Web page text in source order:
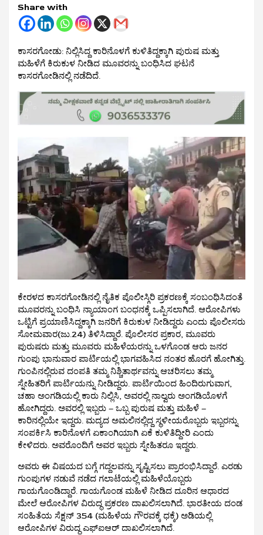
Share with
ಕಾಸರಗೋಡು: ನಿಲ್ಲಿಸಿದ್ದ ಕಾರಿನೊಳಗೆ ಕುಳಿತಿದ್ದಕ್ಕಾಗಿ ಪುರುಷ ಮತ್ತು
ಮಹಿಳೆಗೆ ಕಿರುಕುಳ ನೀಡಿದ ಮೂವರನ್ನು ಬಂಧಿಸಿದ ಘಟನೆ
ಕಾಸರಗೋಡಿನಲ್ಲಿ ನಡೆದಿದೆ.
ಕೇರಳದ ಕಾಸರಗೋಡಿನಲ್ಲಿ ನೈತಿಕ ಪೊಲೀಸ್ಗಿರಿ ಪ್ರಕರಣಕ್ಕೆ ಸಂಬಂಧಿಸಿದಂತೆ
ಮೂವರನ್ನು ಬಂಧಿಸಿ ನ್ಯಾಯಾಂಗ ಬಂಧನಕ್ಕೆ ಒಪ್ಪಿಸಲಾಗಿದೆ. ಆರೋಪಿಗಳು
ಒಟ್ಟಿಗೆ ಪ್ರಯಾಣಿಸಿದ್ದಕ್ಕಾಗಿ ಜನರಿಗೆ ಕಿರುಕುಳ ನೀಡಿದ್ದರು ಎಂದು ಪೊಲೀಸರು
ಸೋಮವಾರ(ಜು.24) ತಿಳಿಸಿದ್ದಾರೆ. ಪೊಲೀಸರ ಪ್ರಕಾರ, ಮೂವರು
ಪುರುಷರು ಮತ್ತು ಮೂವರು ಮಹಿಳೆಯರನ್ನು ಒಳಗೊಂಡ ಆರು ಜನರ
ಗುಂಪು ಭಾನುವಾರ ಪಾರ್ಟಿಯಲ್ಲಿ ಭಾಗವಹಿಸಿದ ನಂತರ ಹೊರಗೆ ಹೋಗಿತ್ತು.
ಗುಂಪಿನಲ್ಲಿರುವ ದಂಪತಿ ತಮ್ಮ ನಿಶ್ಚಿತಾರ್ಥವನ್ನು ಆಚರಿಸಲು ತಮ್ಮ
ಸ್ನೇಹಿತರಿಗೆ ಪಾರ್ಟಿಯನ್ನು ನೀಡಿದ್ದರು. ಪಾರ್ಟಿಯಿಂದ ಹಿಂದಿರುಗುವಾಗ,
ಚಹಾ ಅಂಗಡಿಯಲ್ಲಿ ಕಾರು ನಿಲ್ಲಿಸಿ, ಅವರಲ್ಲಿ ನಾಲ್ವರು ಅಂಗಡಿಯೊಳಗೆ
ಹೋಗಿದ್ದರು. ಅವರಲ್ಲಿ ಇಬ್ಬರು – ಒಬ್ಬ ಪುರುಷ ಮತ್ತು ಮಹಿಳೆ –
ಕಾರಿನಲ್ಲಿಯೇ ಇದ್ದರು. ಮದ್ಯದ ಅಮಲಿನಲ್ಲಿದ್ದ ಸ್ಥಳೀಯರೊಬ್ಬರು ಇಬ್ಬರನ್ನು
ಸಂಪರ್ಕಿಸಿ ಕಾರಿನೊಳಗೆ ಏಕಾಂಗಿಯಾಗಿ ಏಕೆ ಕುಳಿತಿದ್ದೀರಿ ಎಂದು
ಕೇಳಿದರು. ಅವರೊಂದಿಗೆ ಅವರ ಇಬ್ಬರು ಸ್ನೇಹಿತರೂ ಇದ್ದರು.
ಅವರು ಈ ವಿಷಯದ ಬಗ್ಗೆ ಗದ್ದಲವನ್ನು ಸೃಷ್ಟಿಸಲು ಪ್ರಾರಂಭಿಸಿದ್ದಾರೆ. ಎರಡು
ಗುಂಪುಗಳ ನಡುವೆ ನಡೆದ ಗಲಾಟೆಯಲ್ಲಿ ಮಹಿಳೆಯೊಬ್ಬರು
ಗಾಯಗೊಂಡಿದ್ದಾರೆ. ಗಾಯಗೊಂಡ ಮಹಿಳೆ ನೀಡಿದ ದೂರಿನ ಆಧಾರದ
ಮೇಲೆ ಆರೋಪಿಗಳ ವಿರುದ್ಧ ಪ್ರಕರಣ ದಾಖಲಿಸಲಾಗಿದೆ. ಭಾರತೀಯ ದಂಡ
ಸಂಹಿತೆಯ ಸೆಕ್ಷನ್ 354 (ಮಹಿಳೆಯ ಗೌರವಕ್ಕೆ ಧಕ್ಕೆ) ಅಡಿಯಲ್ಲಿ
ಆರೋಪಿಗಳ ವಿರುದ್ಧ ಎಫ್ಐಆರ್ ದಾಖಲಿಸಲಾಗಿದೆ.